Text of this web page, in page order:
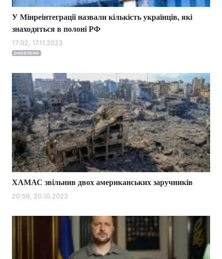
У Мінреінтеграції назвали кількість українців, які
знаходяться в полоні РФ
17:02, 17.11.2023
ОНОВЛЕНО
ХАМАС звільнив двох американських заручників
20:59, 20.10.2023